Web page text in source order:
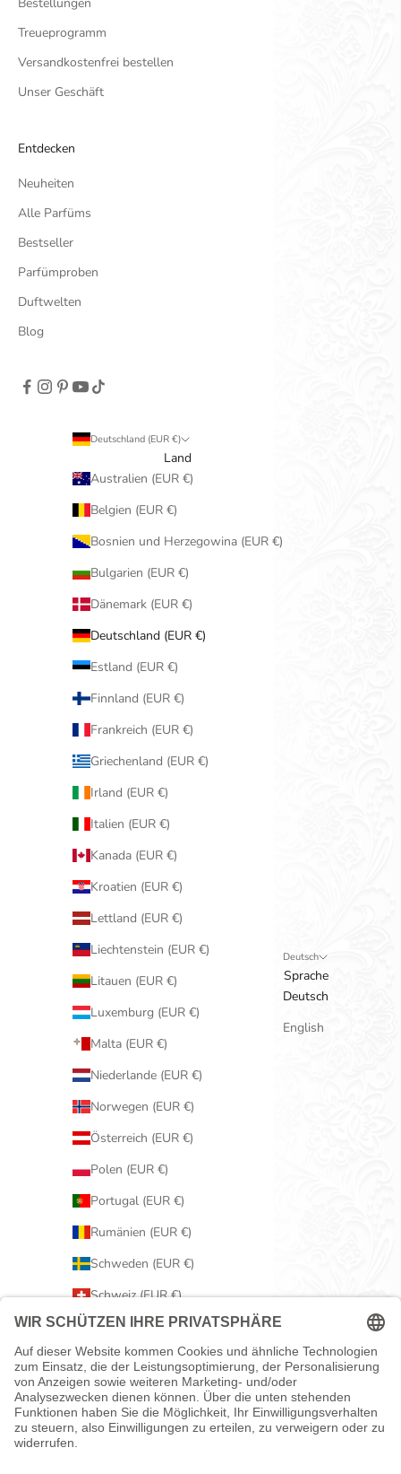
Treueprogramm
Versandkostenfrei bestellen
Unser Geschäft
Entdecken
Neuheiten
Alle Parfüms
Bestseller
Parfümproben
Duftwelten
Blog
Deutschland (EUR €)
Land
Australien (EUR €)
Belgien (EUR €)
Bosnien und Herzegowina (EUR €)
Bulgarien (EUR €)
Dänemark (EUR €)
Deutschland (EUR €)
Estland (EUR €)
Finnland (EUR €)
Frankreich (EUR €)
Griechenland (EUR €)
Irland (EUR €)
Italien (EUR €)
Kanada (EUR €)
Kroatien (EUR €)
Lettland (EUR €)
Liechtenstein (EUR €)
Litauen (EUR €)
Luxemburg (EUR €)
Malta (EUR €)
Niederlande (EUR €)
Norwegen (EUR €)
Österreich (EUR €)
Polen (EUR €)
Portugal (EUR €)
Rumänien (EUR €)
Schweden (EUR €)
Schweiz (EUR €)
Serbien (EUR €)
Slowakei (EUR €)
Slowenien (EUR €)
Spanien (EUR €)
Deutsch
Sprache
Deutsch
English